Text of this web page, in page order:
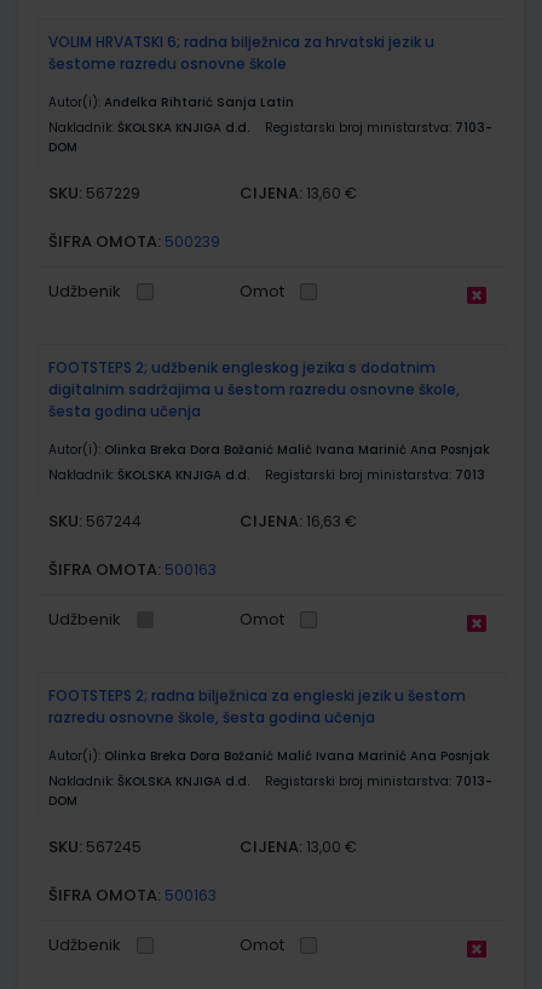
VOLIM HRVATSKI 6; radna bilježnica za hrvatski jezik u
šestome razredu osnovne škole
Autor(i): Anđelka Rihtarić Sanja Latin
Nakladnik: ŠKOLSKA KNJIGA d.d. Registarski broj ministarstva: 7103-
DOM
SKU: 567229 CIJENA: 13,60 €
ŠIFRA OMOTA: 500239
Udžbenik Omot
FOOTSTEPS 2; udžbenik engleskog jezika s dodatnim
digitalnim sadržajima u šestom razredu osnovne škole,
šesta godina učenja
Autor(i): Olinka Breka Dora Božanić Malić Ivana Marinić Ana Posnjak
Nakladnik: ŠKOLSKA KNJIGA d.d. Registarski broj ministarstva: 7013
SKU: 567244 CIJENA: 16,63 €
ŠIFRA OMOTA: 500163
Udžbenik Omot
FOOTSTEPS 2; radna bilježnica za engleski jezik u šestom
razredu osnovne škole, šesta godina učenja
Autor(i): Olinka Breka Dora Božanić Malić Ivana Marinić Ana Posnjak
Nakladnik: ŠKOLSKA KNJIGA d.d. Registarski broj ministarstva: 7013-
DOM
SKU: 567245 CIJENA: 13,00 €
ŠIFRA OMOTA: 500163
Udžbenik Omot